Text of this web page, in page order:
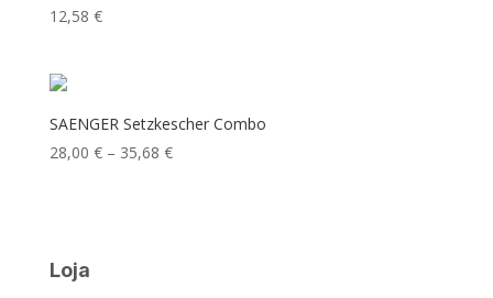
12,58 €
SAENGER Setzkescher Combo
28,00 € – 35,68 €Price
Loja